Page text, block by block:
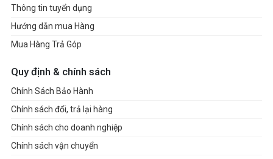
Thông tin tuyển dụng
Hướng dẫn mua Hàng
Mua Hàng Trả Góp
Quy định & chính sách
Chính Sách Bảo Hành
Chính sách đổi, trả lại hàng
Chính sách cho doanh nghiệp
Chính sách vận chuyển